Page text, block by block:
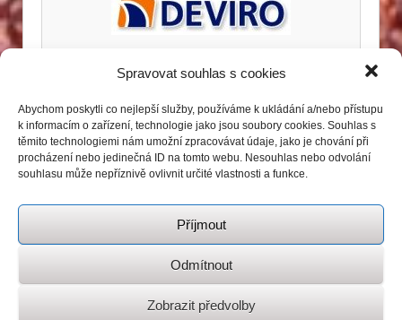
Spravovat souhlas s cookies
Abychom poskytli co nejlepší služby, používáme k ukládání a/nebo přístupu
k informacím o zařízení, technologie jako jsou soubory cookies. Souhlas s
těmito technologiemi nám umožní zpracovávat údaje, jako je chování při
procházení nebo jedinečná ID na tomto webu. Nesouhlas nebo odvolání
souhlasu může nepříznivě ovlivnit určité vlastnosti a funkce.
Příjmout
Odmítnout
Zobrazit předvolby